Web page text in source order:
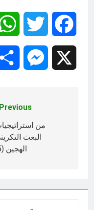
Facebook
المقالات
Previous:
من
البعث
الهجين (5)